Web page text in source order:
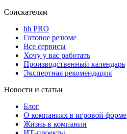
Соискателям
hh PRO
Готовое резюме
Все сервисы
Хочу у вас работать
Производственный календарь
Экспертная рекомендация
Новости и статьи
Блог
О компаниях в игровой форме
Жизнь в компании